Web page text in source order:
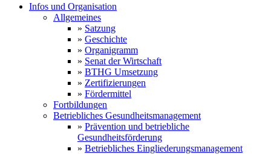
Infos und Organisation
Allgemeines
» Satzung
» Geschichte
» Organigramm
» Senat der Wirtschaft
» BTHG Umsetzung
» Zertifizierungen
» Fördermittel
Fortbildungen
Betriebliches Gesundheitsmanagement
» Prävention und betriebliche
Gesundheitsförderung
» Betriebliches Eingliederungsmanagement